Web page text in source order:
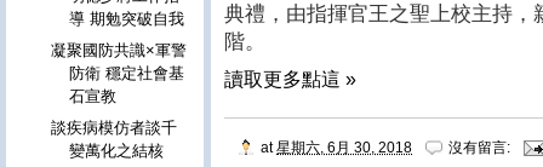
典禮，由指揮官王之聖上校主持
階。
讀取更多點這 »
at星期六, 6月 30, 2018 沒有留言:
導 期勉突破自我
凝聚國防共識×軍警
防衛 穩定社會基
石宣教
談疾病模仿者談千
變萬化之結核